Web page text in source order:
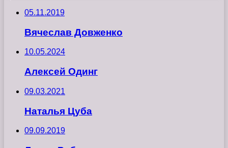
05.11.2019
Вячеслав Довженко
10.05.2024
Алексей Одинг
09.03.2021
Наталья Цуба
09.09.2019